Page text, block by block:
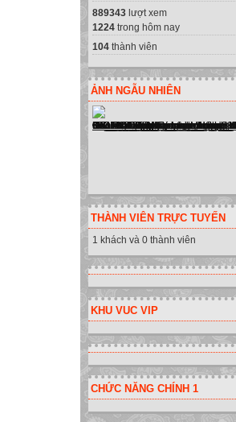
889343 lượt xem
1224 trong hôm nay
104 thành viên
ẢNH NGẪU NHIÊN
THÀNH VIÊN TRỰC TUYẾN
1 khách và 0 thành viên
KHU VUC VIP
CHỨC NĂNG CHÍNH 1